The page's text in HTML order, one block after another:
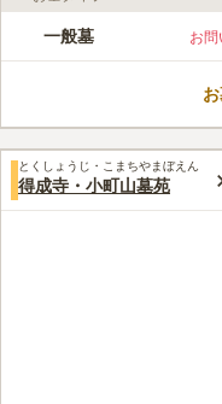
ライフドット編集部のコメント
富岡市の北に位置
ご高齢の方や車椅
口コミ評価
この霊園はまだ誰からも評価
一般墓 お
とくしょうじ・こまちやまぼえん
得成寺・小町山墓苑